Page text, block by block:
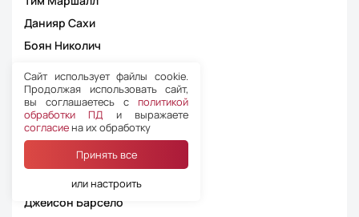
Данияр Сахи
Боян Николич
Георгий Вадачкория
Виталий Романов
Александр Ануфриев
Алексей Матюнин
Шандор Андо-Сабо
Джейсон Барсело
Сайт использует файлы cookie.
Продолжая использовать сайт,
вы соглашаетесь с политикой
обработки ПД и выражаете
согласие на их обработку
Принять все
или настроить